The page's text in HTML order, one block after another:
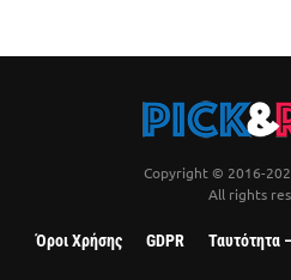
Copyright © 2016-
All rights
Όροι Χρήσης GDPR Ταυτότητα